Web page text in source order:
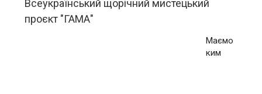
Всеукраїнський щорічний мистецький
проєкт "ГАМА"
Маємо
ким